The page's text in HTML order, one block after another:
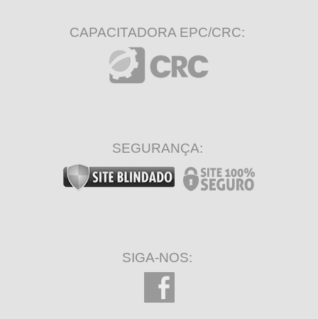
Formação Analista Fiscal
Fundamentos e Aplicação
45 minutos restantes
CAPACITADORA EPC/CRC:
SEGURANÇA:
SIGA-NOS: